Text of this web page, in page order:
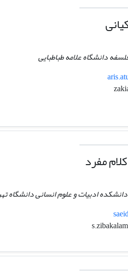
دانشگاه علامه طباطبایی
مفرد
ادبیات و علوم انسانی دانشگاه